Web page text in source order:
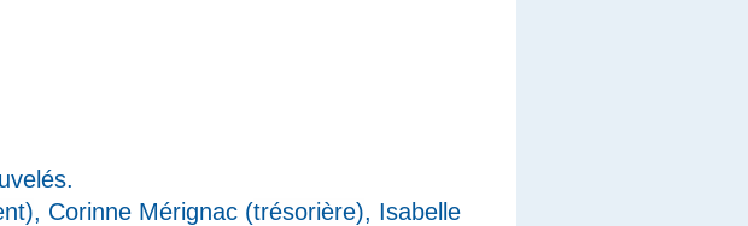
, Corinne Mérignac (trésorière), Isabelle